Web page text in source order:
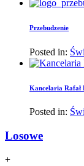
Przebudzenie
Posted in:
Kancelaria Rafał
Posted in:
Losowe
+